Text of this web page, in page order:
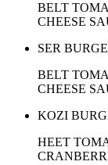
BELT
CHEESE
SER
BELT
CHEESE
KOZI
HEET